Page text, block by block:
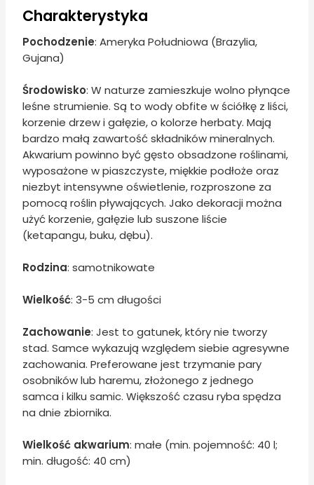
Charakterystyka
Pochodzenie: Ameryka Południowa (Brazylia,
Gujana)
Środowisko: W naturze zamieszkuje wolno płynące
leśne strumienie. Są to wody obfite w ściółkę z liści,
korzenie drzew i gałęzie, o kolorze herbaty. Mają
bardzo małą zawartość składników mineralnych.
Akwarium powinno być gęsto obsadzone roślinami,
wyposażone w piaszczyste, miękkie podłoże oraz
niezbyt intensywne oświetlenie, rozproszone za
pomocą roślin pływających. Jako dekoracji można
użyć korzenie, gałęzie lub suszone liście
(ketapangu, buku, dębu).
Rodzina: samotnikowate
Wielkość: 3-5 cm długości
Zachowanie: Jest to gatunek, który nie tworzy
stad. Samce wykazują względem siebie agresywne
zachowania. Preferowane jest trzymanie pary
osobników lub haremu, złożonego z jednego
samca i kilku samic. Większość czasu ryba spędza
na dnie zbiornika.
Wielkość akwarium: małe (min. pojemność: 40 l;
min. długość: 40 cm)